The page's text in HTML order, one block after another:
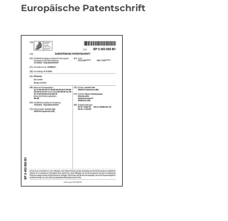
Europäische Patentschrift